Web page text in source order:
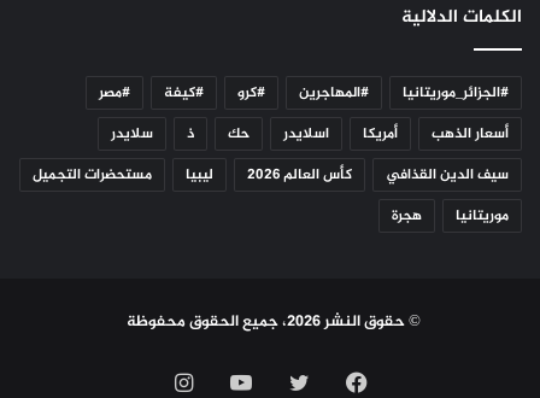
الكلمات الدلالية
#الجزائر_موريتانيا #المهاجرين #كرو #كيفة
#مصر
أسعار الذهب
أمريكا اسلايدر حك ذ
سلايدر
سيف الدين القذافي
كأس العالم 2026 ليبيا
مستحضرات التجميل
موريتانيا
هجرة
© حقوق النشر 2026، جميع الحقوق محفوظة
فيسبوك تويتر يوتيوبانستقرام